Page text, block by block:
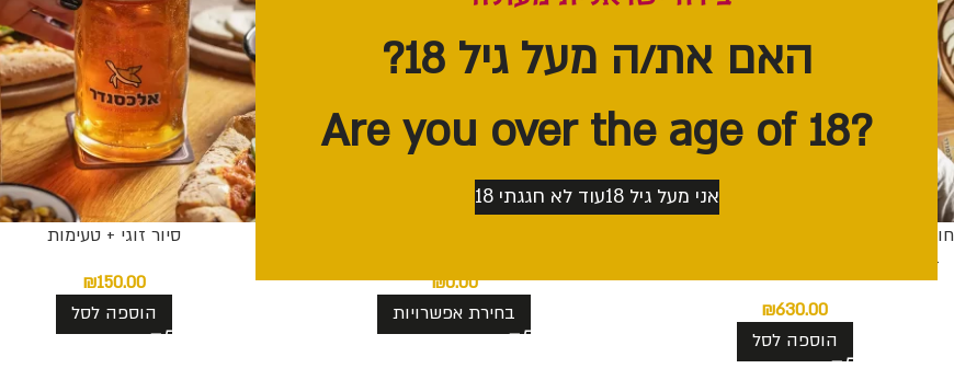
האם את/ה מעל גיל 18?
?Are you over the age of 18
אני מעל גיל 18 עוד לא חגגתי 18
₪630.00
הוספה לסל
₪0.00
בחירת אפשרויות
סיור זוגי + טעימות
₪150.00
הוספה לסל